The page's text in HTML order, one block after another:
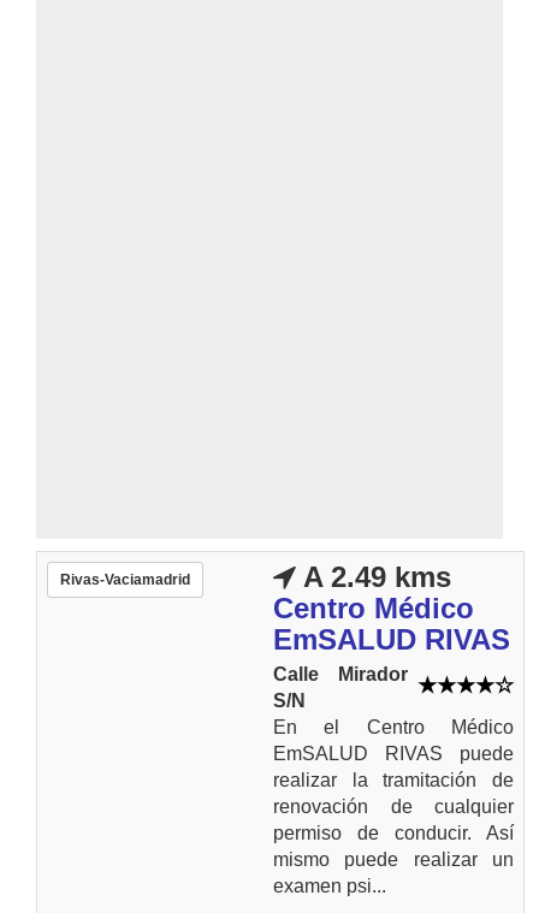
Rivas-Vaciamadrid
A 2.49 kms
Centro Médico
EmSALUD RIVAS
Calle Mirador
S/N
En el Centro Médico
EmSALUD RIVAS puede
realizar la tramitación de
renovación de cualquier
permiso de conducir. Así
mismo puede realizar un
examen psi...